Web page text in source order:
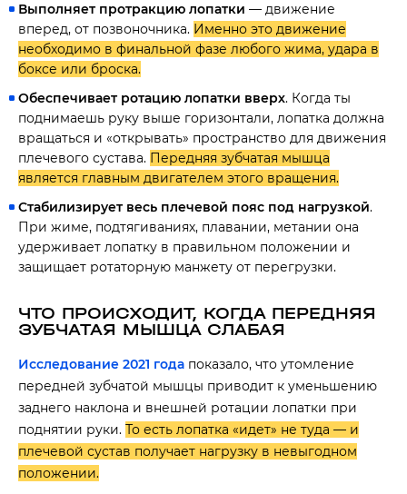
Выполняет протракцию лопатки — движение
вперед, от позвоночника. Именно это движение
необходимо в финальной фазе любого жима, удара в
боксе или броска.
Обеспечивает ротацию лопатки вверх. Когда ты
поднимаешь руку выше горизонтали, лопатка должна
вращаться и «открывать» пространство для движения
плечевого сустава. Передняя зубчатая мышца
является главным двигателем этого вращения.
Стабилизирует весь плечевой пояс под нагрузкой.
При жиме, подтягиваниях, плавании, метании она
удерживает лопатку в правильном положении и
защищает ротаторную манжету от перегрузки.
ЧТО ПРОИСХОДИТ, КОГДА ПЕРЕДНЯЯ
ЗУБЧАТАЯ МЫШЦА СЛАБАЯ
Исследование 2021 года показало, что утомление
передней зубчатой мышцы приводит к уменьшению
заднего наклона и внешней ротации лопатки при
поднятии руки. То есть лопатка «идет» не туда — и
плечевой сустав получает нагрузку в невыгодном
положении.